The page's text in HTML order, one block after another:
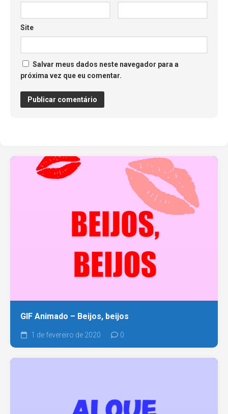
Site
Salvar meus dados neste navegador para a
próxima vez que eu comentar.
GIF Animado – Beijos, beijos
1 de fevereiro de 2020 0